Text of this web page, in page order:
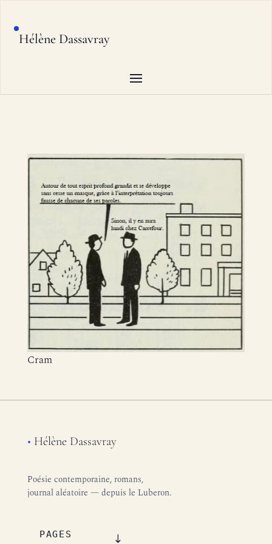
Hélène Dassavray
Cram
• Hélène Dassavray
Poésie contemporaine, romans,
journal aléatoire — depuis le Luberon.
PAGES